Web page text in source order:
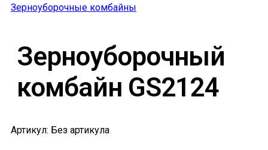
Зерноуборочные комбайны
Зерноуборочный
комбайн GS2124
Артикул: Без артикула